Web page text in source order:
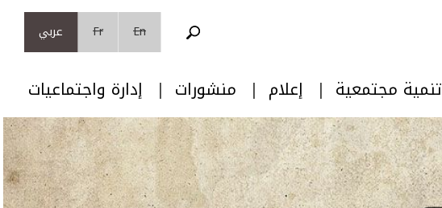
En
Fr عربي
تنمية مجتمعية إعلام منشورات إدارة واجتماعيات